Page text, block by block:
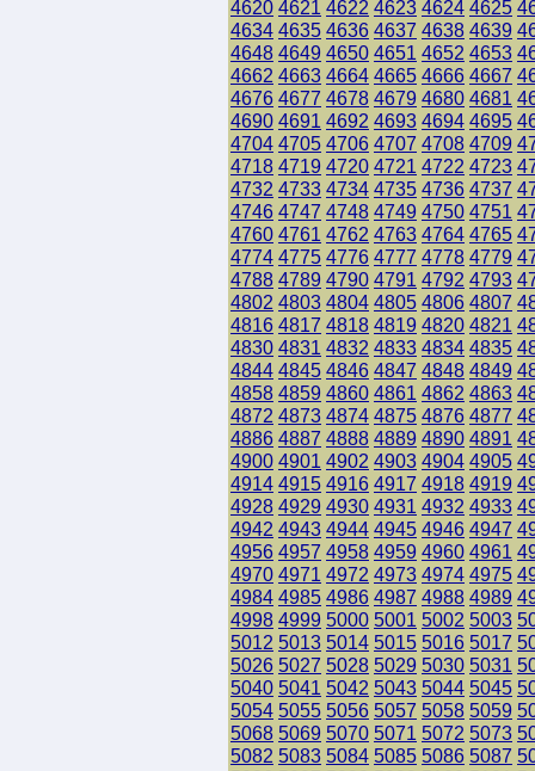
4620 4621 4622 4623 4624 4625
4634 4635 4636 4637 4638 4639
4648 4649 4650 4651 4652 4653
4662 4663 4664 4665 4666 4667
4676 4677 4678 4679 4680 4681
4690 4691 4692 4693 4694 4695
4704 4705 4706 4707 4708 4709
4718 4719 4720 4721 4722 4723
4732 4733 4734 4735 4736 4737
4746 4747 4748 4749 4750 4751
4760 4761 4762 4763 4764 4765
4774 4775 4776 4777 4778 4779
4788 4789 4790 4791 4792 4793
4802 4803 4804 4805 4806 4807
4816 4817 4818 4819 4820 4821
4830 4831 4832 4833 4834 4835
4844 4845 4846 4847 4848 4849
4858 4859 4860 4861 4862 4863
4872 4873 4874 4875 4876 4877
4886 4887 4888 4889 4890 4891
4900 4901 4902 4903 4904 4905
4914 4915 4916 4917 4918 4919
4928 4929 4930 4931 4932 4933
4942 4943 4944 4945 4946 4947
4956 4957 4958 4959 4960 4961
4970 4971 4972 4973 4974 4975
4984 4985 4986 4987 4988 4989
4998 4999 5000 5001 5002 5003
5012 5013 5014 5015 5016 5017
5026 5027 5028 5029 5030 5031
5040 5041 5042 5043 5044 5045
5054 5055 5056 5057 5058 5059
5068 5069 5070 5071 5072 5073
5082 5083 5084 5085 5086 5087